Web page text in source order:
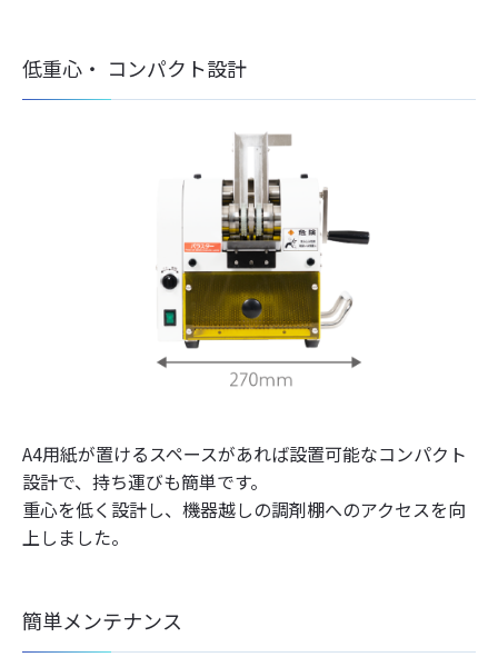
低重心・ コンパクト設計
A4用紙が置けるスペースがあれば設置可能なコンパクト
設計で、持ち運びも簡単です。
重心を低く設計し、機器越しの調剤棚へのアクセスを向
上しました。
簡単メンテナンス